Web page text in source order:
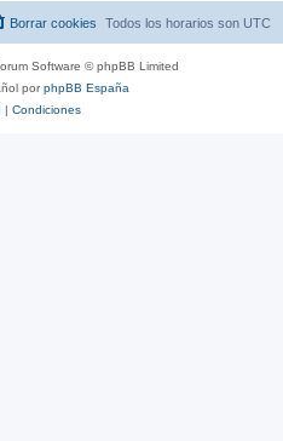
Todos los horarios son UTC
Borrar cookies
Software © phpBB Limited
porphpBB España
| Condiciones